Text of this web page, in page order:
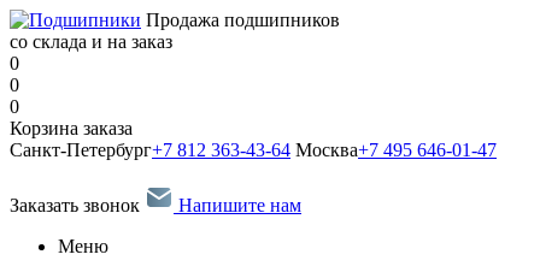
Продажа подшипников
со склада и на заказ
0
0
0
Корзина заказа
Санкт-Петербург+7 812 363-43-64 Москва+7 495 646-01-47
Заказать звонок
Напишите нам
Меню